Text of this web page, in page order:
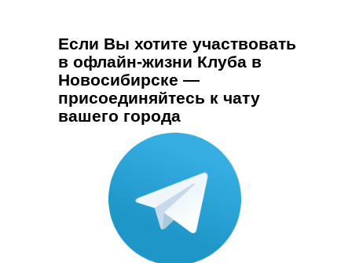
Если Вы хотите участвовать
в офлайн-жизни Клуба в
Новосибирске —
присоединяйтесь к чату
вашего города